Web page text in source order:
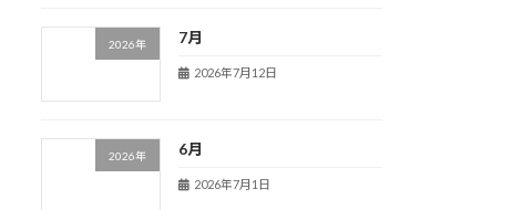
2026年 7月
2026年7月12日
2026年 6月
2026年7月1日